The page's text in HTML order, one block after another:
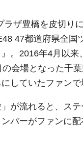
ザ豊橋を皮切り
47都道府県全国
。2016年4月以来
会場となった千
していたファンで
が流れると、ス
バーがファンに